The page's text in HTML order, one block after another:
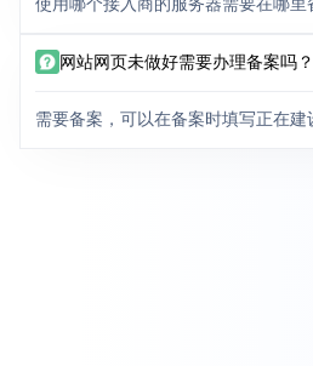
使用哪个接入商的服务器需要在哪里
网站网页未做好需要办理备案吗？
需要备案，可以在备案时填写正在建